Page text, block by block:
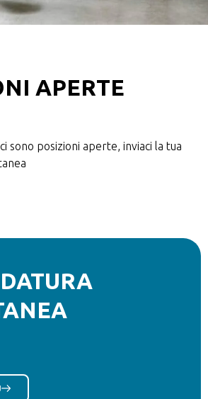
APERTE
sono posizioni aperte, inviaci la tua